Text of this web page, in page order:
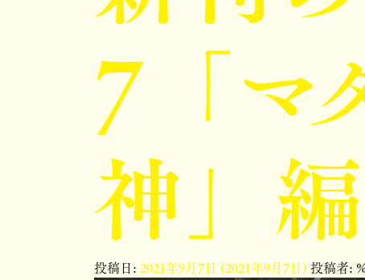
7「マ
神」編
投稿日:2021年9月7日 (2021年9月7日) 投稿者: